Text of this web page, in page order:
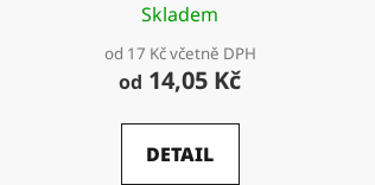
Skladem
od 17 Kč včetně DPH
od 14,05 Kč
DETAIL